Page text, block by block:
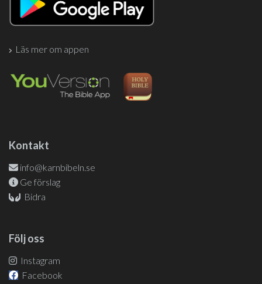
Läs mer om appen
Kontakt
info@karnbibeln.se
Ge förslag
Bidra
Följ oss
Instagram
Facebook